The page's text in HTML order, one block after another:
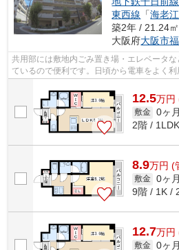
東西線 「海老江
築2年 / 21.24
大阪府大阪市
共用部には敷地内ごみ置き場・エレベータ
ているので便利です。日頃から電車をよく利
はいかがでしょうか。通風良好な物件は...
12.5万円
敷金 0ヶ月
2階 /
8.9万円 (
敷金 0ヶ月
9階 / 1K /
12.7万円
敷金 0ヶ月